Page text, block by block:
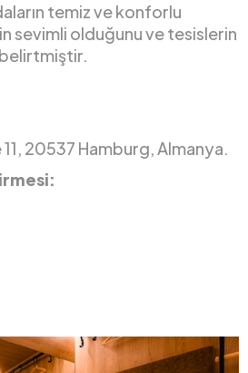
temiz ve konforlu
sevimli olduğunu ve tesislerin
belirtmiştir.
20537 Hamburg, Almanya.